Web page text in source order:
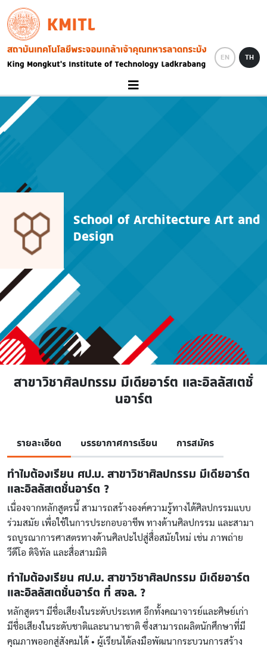
Skip to main content
KMITL
Image
EN TH
School of Architecture Art and
Design
สาขาวิชาศิลปกรรม มีเดียอาร์ต และอิลลัสเตชั่
นอาร์ต
รายละเอียด บรรยากาศการเรียน การสมัคร
ทำไมต้องเรียน ศป.บ. สาขาวิชาศิลปกรรม มีเดียอาร์ต
และอิลลัสเตชั่นอาร์ต ?
เนื่องจากหลักสูตรนี้ สามารถสร้างองค์ความรู้ทางได้ศิลปกรรมแบบ
ร่วมสมัย เพื่อใช้ในการประกอบอาชีพ ทางด้านศิลปกรรม และสามา
รถบูรณาการศาสตรทางด้านศิลปะไปสู่สื่อสมัยใหม่ เช่น ภาพถ่าย
วีดีโอ ดิจิทัล และสื่อสามมิติ
ทำไมต้องเรียน ศป.บ. สาขาวิชาศิลปกรรม มีเดียอาร์ต
และอิลลัสเตชั่นอาร์ต ที่ สจล. ?
หลักสูตรฯ มีชื่อเสียงในระดับประเทศ อีกทั้งคณาจารย์และศิษย์เก่า
มีชื่อเสียงในระดับชาติและนานาชาติ ซึ่งสามารถผลิตนักศึกษาที่มี
คุณภาพออกสู่สังคมได้ • ผู้เรียนได้ลงมือพัฒนากระบวนการสร้าง